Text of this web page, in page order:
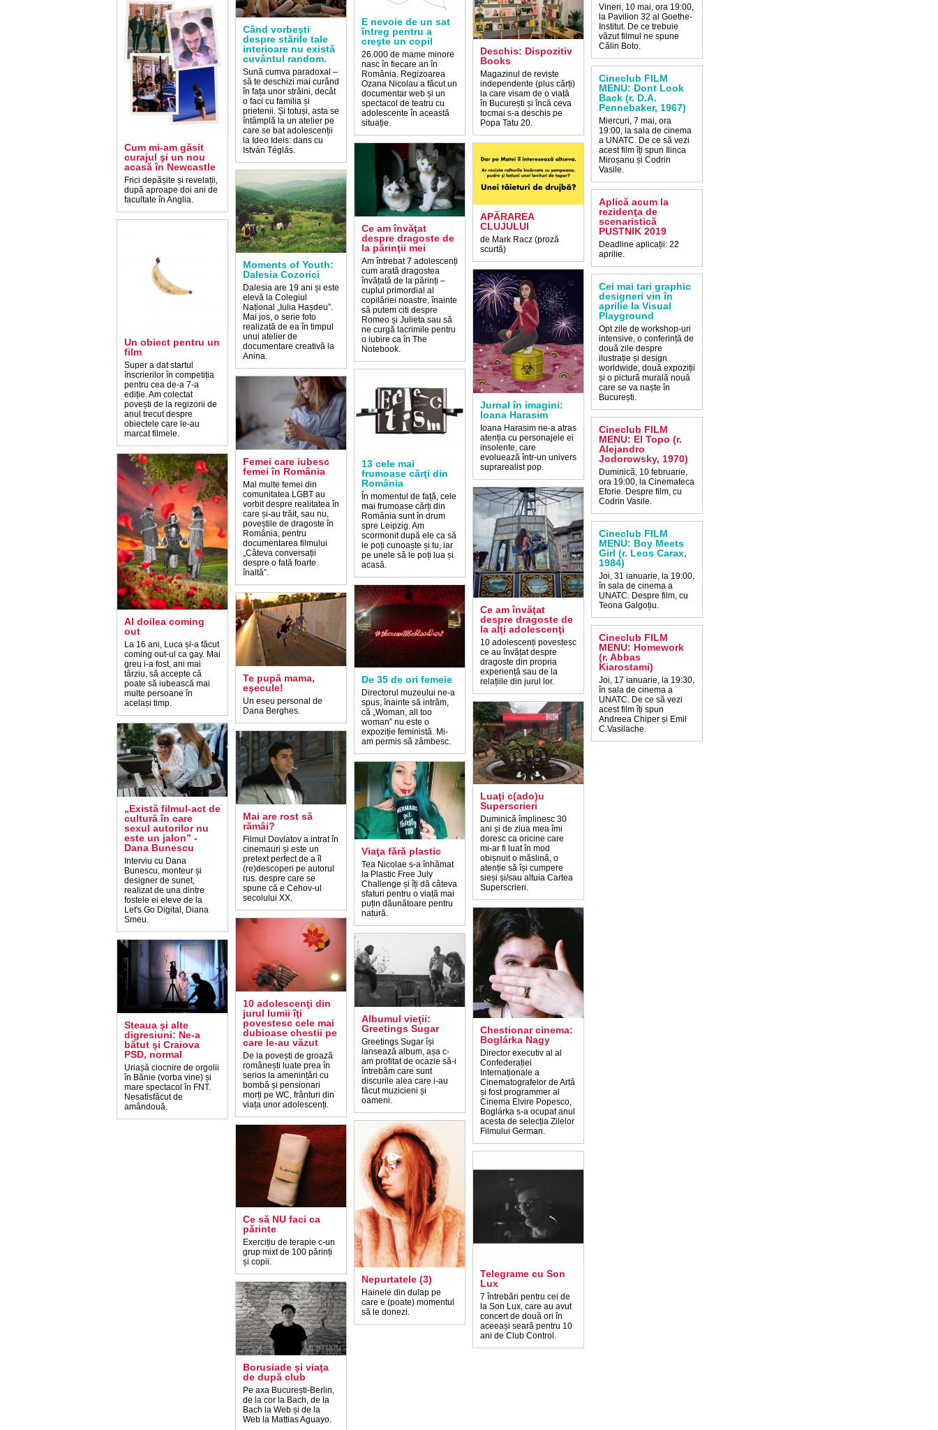
Cum mi-am găsit
curajul şi un nou
acasă în Newcastle
Frici depășite și revelații,
după aproape doi ani de
facultate în Anglia.
Un obiect pentru un
film
Super a dat startul
înscrierilor în competiția
pentru cea de-a 7-a
ediție. Am colectat
povești de la regizorii de
anul trecut despre
obiectele care le-au
marcat filmele.
Al doilea coming
out
La 16 ani, Luca și-a făcut
coming out-ul ca gay. Mai
greu i-a fost, ani mai
târziu, să accepte că
poate să iubească mai
multe persoane în
același timp.
„Există filmul-act de
cultură în care
sexul autorilor nu
este un jalon” -
Dana Bunescu
Interviu cu Dana
Bunescu, monteur și
designer de sunet,
realizat de una dintre
fostele ei eleve de la
Let's Go Digital, Diana
Smeu.
Steaua şi alte
digresiuni: Ne-a
bătut şi Craiova
PSD, normal
Uriașă ciocnire de orgolii
în Bănie (vorba vine) și
mare spectacol în FNT.
Nesatisfăcut de
amândouă.
Când vorbeşti
despre stările tale
interioare nu există
cuvântul random.
Sună cumva paradoxal –
să te deschizi mai curând
în fața unor străini, decât
o faci cu familia și
prietenii. Și totuși, asta se
întâmplă la un atelier pe
care se bat adolescenții
la Ideo Ideis: dans cu
István Téglás.
Moments of Youth:
Dalesia Cozorici
Dalesia are 19 ani și este
elevă la Colegiul
Național „Iulia Hașdeu”.
Mai jos, o serie foto
realizată de ea în timpul
unui atelier de
documentare creativă la
Anina.
Femei care iubesc
femei în România
Mai multe femei din
comunitatea LGBT au
vorbit despre realitatea în
care și-au trăit, sau nu,
poveștile de dragoste în
România, pentru
documentarea filmului
„Câteva conversații
despre o fată foarte
înaltă”.
Te pupă mama,
eşecule!
Un eseu personal de
Dana Berghes.
Mai are rost să
rămâi?
Filmul Dovlatov a intrat în
cinemauri și este un
pretext perfect de a îl
(re)descoperi pe autorul
rus. despre care se
spune că e Cehov-ul
secolului XX.
10 adolescenţi din
jurul lumii îţi
povestesc cele mai
dubioase chestii pe
care le-au văzut
De la povești de groază
românești luate prea în
serios la amenințări cu
bombă și pensionari
morți pe WC, frânturi din
viața unor adolescenți.
Ce să NU faci ca
părinte
Exercițiu de terapie c-un
grup mixt de 100 părinți
și copii.
Borusiade şi viaţa
de după club
Pe axa București-Berlin,
de la cor la Bach, de la
Bach la Web și de la
Web la Mattias Aguayo.
E nevoie de un sat
întreg pentru a
creşte un copil
26.000 de mame minore
nasc în fiecare an în
România. Regizoarea
Ozana Nicolau a făcut un
documentar web și un
spectacol de teatru cu
adolescente în această
situație.
Ce am învăţat
despre dragoste de
la părinţii mei
Am întrebat 7 adolescenți
cum arată dragostea
învățată de la părinți –
cuplul primordial al
copilăriei noastre, înainte
să putem citi despre
Romeo și Julieta sau să
ne curgă lacrimile pentru
o iubire ca în The
Notebook.
13 cele mai
frumoase cărţi din
România
În momentul de față, cele
mai frumoase cărți din
România sunt în drum
spre Leipzig. Am
scormonit după ele ca să
le poți cunoaște și tu, iar
pe unele să le poți lua și
acasă.
De 35 de ori femeie
Directorul muzeului ne-a
spus, înainte să intrăm,
că „Woman, all too
woman” nu este o
expoziție feministă. Mi-
am permis să zâmbesc.
Viaţa fără plastic
Tea Nicolae s-a înhămat
la Plastic Free July
Challenge și îți dă câteva
sfaturi pentru o viață mai
puțin dăunătoare pentru
natură.
Albumul vieţii:
Greetings Sugar
Greetings Sugar își
lansează album, așa c-
am profitat de ocazie să-i
întrebăm care sunt
discurile alea care i-au
făcut muzicieni și
oameni.
Nepurtatele (3)
Hainele din dulap pe
care e (poate) momentul
să le donezi.
Deschis: Dispozitiv
Books
Magazinul de reviste
independente (plus cărți)
la care visam de o viață
în București și încă ceva
tocmai s-a deschis pe
Popa Tatu 20.
APĂRAREA
CLUJULUI
de Mark Racz (proză
scurtă)
Jurnal în imagini:
Ioana Harasim
Ioana Harasim ne-a atras
atenția cu personajele ei
insolente, care
evoluează într-un univers
suprarealist pop.
Ce am învăţat
despre dragoste de
la alţi adolescenţi
10 adolescenți povestesc
ce au învățat despre
dragoste din propria
experiență sau de la
relațiile din jurul lor.
Luaţi c(ado)u
Superscrieri
Duminică împlinesc 30
ani și de ziua mea îmi
doresc ca oricine care
mi-ar fi luat în mod
obișnuit o măslină, o
atenție să își cumpere
sieși și/sau altuia Cartea
Superscrieri.
Chestionar cinema:
Boglárka Nagy
Director executiv al al
Confederației
Internaționale a
Cinematografelor de Artă
și fost programmer al
Cinema Elvire Popesco,
Boglárka s-a ocupat anul
acesta de selecția Zilelor
Filmului German.
Telegrame cu Son
Lux
7 întrebări pentru cei de
la Son Lux, care au avut
concert de două ori în
aceeași seară pentru 10
ani de Club Control.
Vineri, 10 mai, ora 19:00,
la Pavilion 32 al Goethe-
Institut. De ce trebuie
văzut filmul ne spune
Călin Boto.
Cineclub FILM
MENU: Dont Look
Back (r. D.A.
Pennebaker, 1967)
Miercuri, 7 mai, ora
19:00, la sala de cinema
a UNATC. De ce să vezi
acest film îți spun Ilinca
Miroșanu și Codrin
Vasile.
Aplică acum la
rezidenţa de
scenaristică
PUSTNIK 2019
Deadline aplicații: 22
aprilie.
Cei mai tari graphic
designeri vin în
aprilie la Visual
Playground
Opt zile de workshop-uri
intensive, o conferință de
două zile despre
ilustrație și design
worldwide, două expoziții
și o pictură murală nouă
care se va naște în
București.
Cineclub FILM
MENU: El Topo (r.
Alejandro
Jodorowsky, 1970)
Duminică, 10 februarie,
ora 19:00, la Cinemateca
Eforie. Despre film, cu
Codrin Vasile.
Cineclub FILM
MENU: Boy Meets
Girl (r. Leos Carax,
1984)
Joi, 31 ianuarie, la 19:00,
în sala de cinema a
UNATC. Despre film, cu
Teona Galgoțiu.
Cineclub FILM
MENU: Homework
(r. Abbas
Kiarostami)
Joi, 17 ianuarie, la 19:30,
în sala de cinema a
UNATC. De ce să vezi
acest film îți spun
Andreea Chiper și Emil
C.Vasilache.